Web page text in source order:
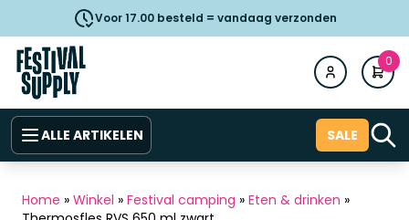
Voor 17.00 besteld = vandaag verzonden
0
ALLE ARTIKELEN SALE
Home » Winkel » Festival camping » Eten & drinken »